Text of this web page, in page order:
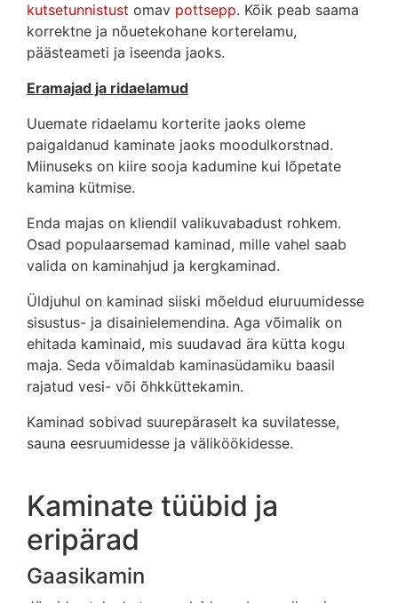
kutsetunnistust omav pottsepp. Kõik peab saama
korrektne ja nõuetekohane korterelamu,
päästeameti ja iseenda jaoks.
Eramajad ja ridaelamud
Uuemate ridaelamu korterite jaoks oleme
paigaldanud kaminate jaoks moodulkorstnad.
Miinuseks on kiire sooja kadumine kui lõpetate
kamina kütmise.
Enda majas on kliendil valikuvabadust rohkem.
Osad populaarsemad kaminad, mille vahel saab
valida on kaminahjud ja kergkaminad.
Üldjuhul on kaminad siiski mõeldud eluruumidesse
sisustus- ja disainielemendina. Aga võimalik on
ehitada kaminaid, mis suudavad ära kütta kogu
maja. Seda võimaldab kaminasüdamiku baasil
rajatud vesi- või õhkküttekamin.
Kaminad sobivad suurepäraselt ka suvilatesse,
sauna eesruumidesse ja väliköökidesse.
Kaminate tüübid ja
eripärad
Gaasikamin